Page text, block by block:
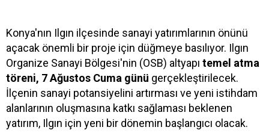
Konya'nın Ilgın ilçesinde sanayi yatırımlarının önünü
açacak önemli bir proje için düğmeye basılıyor. Ilgın
Organize Sanayi Bölgesi'nin (OSB) altyapı temel atma
töreni, 7 Ağustos Cuma günü gerçekleştirilecek.
İlçenin sanayi potansiyelini artırması ve yeni istihdam
alanlarının oluşmasına katkı sağlaması beklenen
yatırım, Ilgın için yeni bir dönemin başlangıcı olacak.